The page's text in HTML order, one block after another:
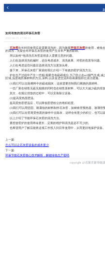
如何有效的清洁环保石灰窑
2022-08-25 17:58:13
石灰窑在长时间使用后是需要清洗的，因为随着环保石灰窑的使用，难免
的清洗，无疑会对环保石灰窑的使用产生非常严重的影响。
所以如何*地清洗石灰窑是很多人需要注意的问题。
人们在选择清洗机械时，还应考虑成本、清洗效果、对窑的危害等问题。
人们在考虑这些问题后选择清洗方法更加头疼。
接下来，环保石灰窑厂家就给我们介绍一下有效的窑炉清洗方法。
炉在生产过程中产生一些烟,烟雾含有硫磺成分,为了防止在so3烟气生成,
区域,温度或防腐材料的方法,涂料,以及促进交流和容易腐蚀部位清洁措施。
(1)我们可以去除燃料中的硫或烟灰，这就需要控制我们燃烧的原材料。
一些厂家在销售无硫无烟煤的同时也在销售原材料，可以大大减少硫的排放
其次，在烟尘排放的过程中，可以安装除尘设备。
(2)提高受热面壁温。
提高受热窑壁温后，可以降低窑壁粉尘的堆积程度。
(3)我们可以用坚固、耐腐蚀的材料制作石灰窑，如铸铁管预热器、玻璃管预
(4)我们可以在窑尾受热面的操作中去除灰，这样会有更少的积尘，也可以
以上介绍了节能环保石灰窑的清洗方法。
要想使窑炉的使用寿命更长，定期的维护和清洗是必不可少的。
也希望用户了解后能将这项工作投入到日常使用中，从而更好地保护设备。
上一篇:
怎么可以让石灰窑设备的成本更少
下一篇:
环保节能石灰窑核心技术解析，解锁绿色生产密码
copyright @石家庄新华能